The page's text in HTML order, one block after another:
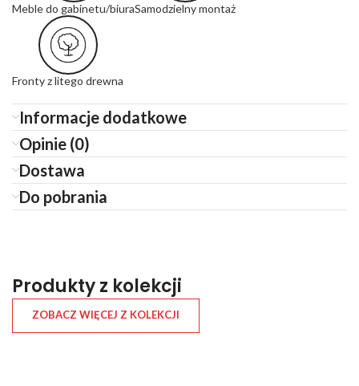
Meble do gabinetu/biuraSamodzielny montaż
Fronty z litego drewna
Informacje dodatkowe
Opinie (0)
Dostawa
Do pobrania
Produkty z kolekcji
ZOBACZ WIĘCEJ Z KOLEKCJI